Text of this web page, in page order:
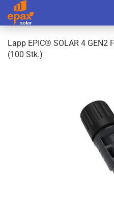
Lapp EPIC® SOLAR 4 GEN2
(100 Stk.)